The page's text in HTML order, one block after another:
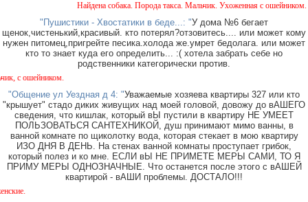
Найдена собака. Порода такса. Мальчик. Ухоженная с ошейником.
"Пушистики - Хвостатики в беде...: "У дома №6 бегает
щенок,чистенький,красивый. кто потерял?отзовитесь.... или может кому
нужен питомец,пригрейте песика.холода же.умрет бедолага. или может
кто то знает куда его определить... :( хотела забрать себе но
родственники категорически против.
"Общение ул Уездная д 4: "Уважаемые хозяева квартиры 327 или кто
"крышует" стадо диких живущих над моей головой, довожу до вАШЕГО
сведения, что кишлак, который вЫ пустили в квартиру НЕ УМЕЕТ
ПОЛЬЗОВАТЬСЯ САНТЕХНИКОЙ, душ принимают мимо ванны, в
ванной комнате по щиколотку вода, которая стекает в мою квартиру
ИЗО ДНЯ В ДЕНЬ. На стенах ванной комнаты проступает грибок,
который полез и ко мне. ЕСЛИ вЫ НЕ ПРИМЕТЕ МЕРЫ САМИ, ТО Я
ПРИМУ МЕРЫ ОДНОЗНАЧНЫЕ. Что останется после этого с вАШЕЙ
квартирой - вАШИ проблемы. ДОСТАЛО!!!